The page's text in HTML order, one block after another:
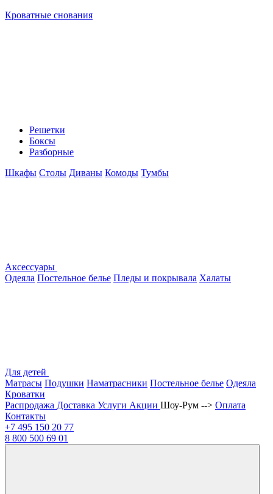
Кроватные снования
Решетки
Боксы
Разборные
Шкафы Столы Диваны Комоды Тумбы
Аксессуары
Одеяла Постельное белье Пледы и покрывала Халаты
Для детей
Матрасы Подушки Наматрасники Постельное белье Одеяла
Кроватки
Распродажа Доставка Услуги Акции Шоу-Рум --> Оплата
Контакты
+7 495 150 20 77
8 800 500 69 01